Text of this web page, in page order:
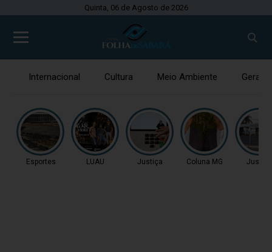
Quinta, 06 de Agosto de 2026
Internacional Cultura Meio Ambiente Gerais
Esportes LUAU Justiça Coluna MG Justiça